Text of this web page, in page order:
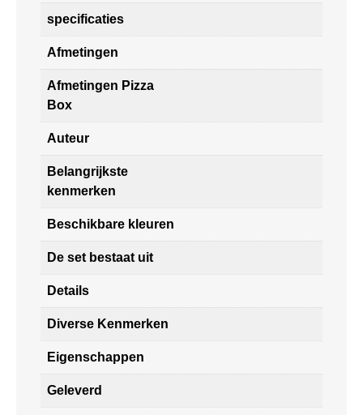
specificaties
Afmetingen
Afmetingen Pizza
Box
Auteur
Belangrijkste
kenmerken
Beschikbare kleuren
De set bestaat uit
Details
Diverse Kenmerken
Eigenschappen
Geleverd